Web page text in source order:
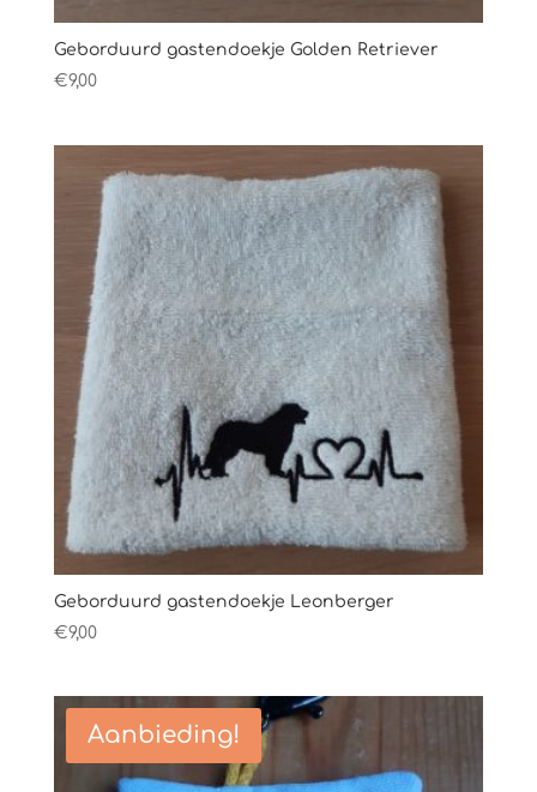
Geborduurd gastendoekje Golden Retriever
€9,00
Geborduurd gastendoekje Leonberger
€9,00
Aanbieding!